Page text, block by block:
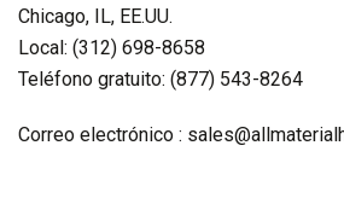
Chicago, IL, EE.UU.
Local: (312) 698-8658
Teléfono gratuito: (877) 543-8264
Correo electrónico :